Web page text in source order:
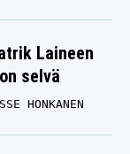
Laineen
selvä
HONKANEN